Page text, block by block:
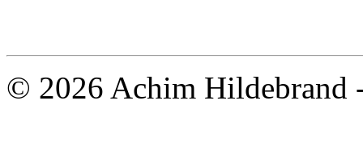
© 2026 Achim Hildebrand